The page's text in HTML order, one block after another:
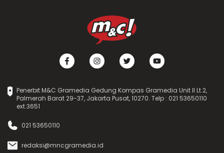
Penerbit M&C Gramedia Gedung Kompas Gramedia Unit II Lt.2,
Palmerah Barat 29-37, Jakarta Pusat, 10270. Telp : 021 53650110
ext.3651
021 53650110
redaksi@mncgramedia.id